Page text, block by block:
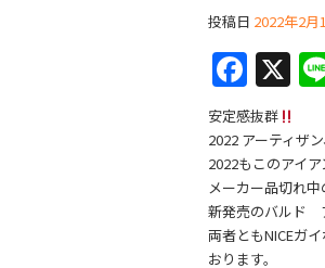
投稿日 2022年2月
F
a
c
e
b
o
X
安定感抜群
2022 アーティザ
2022もこのアイア
メーカー品切れ
新発売のバルド
両者ともNICEガ
おります。